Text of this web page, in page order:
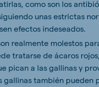
como son los
unas estrictas
efectos indeseados.
realmente molestos
tratarse de ácaros
pican a las gallinas y
gallinas también pueden